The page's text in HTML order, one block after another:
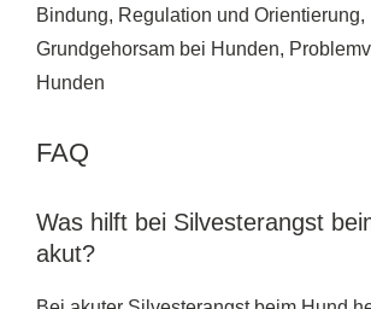
Bindung, Regulation und Orientierung,
Grundgehorsam bei Hunden,
Hunden
FAQ
Was hilft bei Silvesterangst
akut?